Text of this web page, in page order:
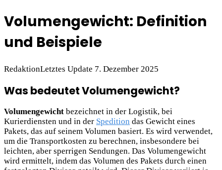
Volumengewicht: Definition
und Beispiele
RedaktionLetztes Update 7. Dezember 2025
Was bedeutet Volumengewicht?
Volumengewicht bezeichnet in der Logistik, bei
Kurierdiensten und in der Spedition das Gewicht eines
Pakets, das auf seinem Volumen basiert. Es wird verwendet,
um die Transportkosten zu berechnen, insbesondere bei
leichten, aber sperrigen Sendungen. Das Volumengewicht
wird ermittelt, indem das Volumen des Pakets durch einen